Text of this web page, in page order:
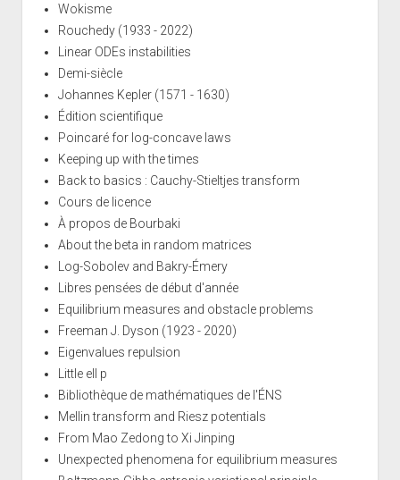
Wokisme
Rouchedy (1933 - 2022)
Linear ODEs instabilities
Demi-siècle
Johannes Kepler (1571 - 1630)
Édition scientifique
Poincaré for log-concave laws
Keeping up with the times
Back to basics : Cauchy-Stieltjes transform
Cours de licence
À propos de Bourbaki
About the beta in random matrices
Log-Sobolev and Bakry-Émery
Libres pensées de début d'année
Equilibrium measures and obstacle problems
Freeman J. Dyson (1923 - 2020)
Eigenvalues repulsion
Little ell p
Bibliothèque de mathématiques de l'ÉNS
Mellin transform and Riesz potentials
From Mao Zedong to Xi Jinping
Unexpected phenomena for equilibrium measures